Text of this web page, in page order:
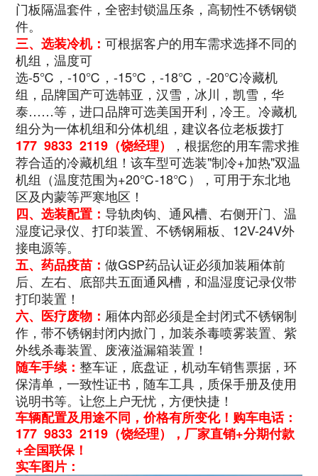
门板隔温套件，全密封锁温压条，高韧性不锈钢锁
件。
三、选装冷机：可根据客户的用车需求选择不同的
机组，温度可
选-5℃，-10℃，-15℃，-18℃，-20℃冷藏机
组，品牌国产可选韩亚，汉雪，冰川，凯雪，华
泰……等，进口品牌可选美国开利，冷王。冷藏机
组分为一体机组和分体机组，建议各位老板拨打
177 9833 2119（饶经理）
，根据您的用车需求推
荐合适的冷藏机组！该车型可选装"制冷+加热"双温
机组（温度范围为+20℃-18℃），可用于东北地
区及内蒙等严寒地区！
四、选装配置：导轨肉钩、通风槽、右侧开门、温
湿度记录仪、打印装置、不锈钢厢板、12V-24V外
接电源等。
五、药品疫苗：做GSP药品认证必须加装厢体前
后、左右、底部共五面通风槽，和温湿度记录仪带
打印装置！
六、医疗废物： 厢体内部必须是全封闭式不锈钢制
作，带不锈钢封闭内掀门，加装杀毒喷雾装置、紫
外线杀毒装置、废液溢漏箱装置！
随车手续：整车证，底盘证，机动车销售票据，环
保清单，一致性证书，随车工具，质保手册及使用
说明书等。让您上户无忧，方便快捷！
车辆配置及用途不同，价格有所变化！购车电话：
177 9833 2119（饶经理），厂家直销+分期付款
+全国联保！
实车图片：